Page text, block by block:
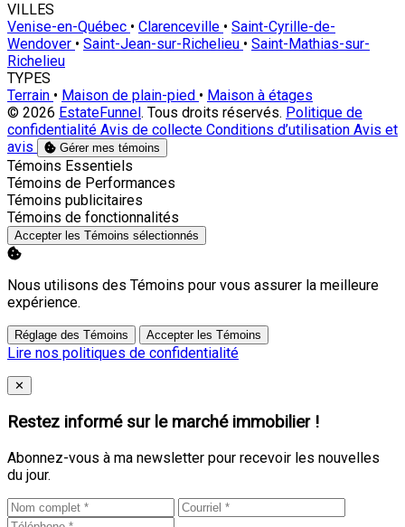
VILLES
Venise-en-Québec • Clarenceville • Saint-Cyrille-de-
Wendover • Saint-Jean-sur-Richelieu • Saint-Mathias-sur-
Richelieu
TYPES
Terrain • Maison de plain-pied • Maison à étages
© 2026 EstateFunnel. Tous droits réservés. Politique de
confidentialité Avis de collecte Conditions d’utilisation Avis et
avis
Gérer mes témoins
Activer
Témoins Essentiels
Activer
Témoins de Performances
Activer
Témoins publicitaires
Activer
Témoins de fonctionnalités
Accepter les Témoins sélectionnés
Nous utilisons des Témoins pour vous assurer la meilleure
expérience.
Réglage des Témoins Accepter les Témoins
Lire nos politiques de confidentialité
Close
✕
Restez informé sur le marché immobilier !
Abonnez-vous à ma newsletter pour recevoir les nouvelles
du jour.